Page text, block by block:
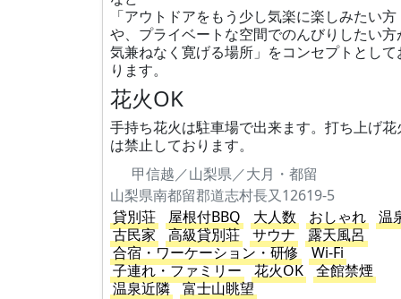
「アウトドアをもう少し気楽に楽しみたい方
や、プライベートな空間でのんびりしたい方
気兼ねなく寛げる場所」をコンセプトとして
ります。
花火OK
手持ち花火は駐車場で出来ます。打ち上げ花
は禁止しております。
甲信越／山梨県／大月・都留
山梨県南都留郡道志村長又12619-5
貸別荘
屋根付BBQ 大人数 おしゃれ
温
古民家
高級貸別荘 サウナ
露天風呂
合宿・ワーケーション・研修
Wi-Fi
子連れ・ファミリー
花火OK
全館禁煙
温泉近隣
富士山眺望